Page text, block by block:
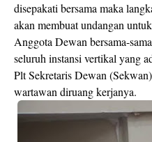
disepakati bersama maka
akan membuat undangan
Anggota Dewan bersama-
seluruh instansi vertikal yang
Plt Sekretaris Dewan
wartawan diruang kerjanya.